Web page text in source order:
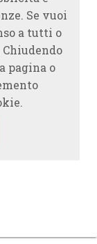
Se vuoi
a tutti o
pagina o